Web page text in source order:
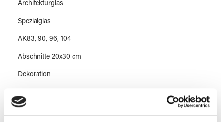
Architekturglas
Spezialglas
AK83, 90, 96, 104
Abschnitte 20x30 cm
Dekoration
Werkzeuge